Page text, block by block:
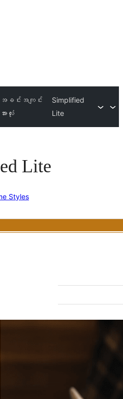
အခင်းအကျင်း
အားလုံး
Simplified
Lite
Lite
Styles